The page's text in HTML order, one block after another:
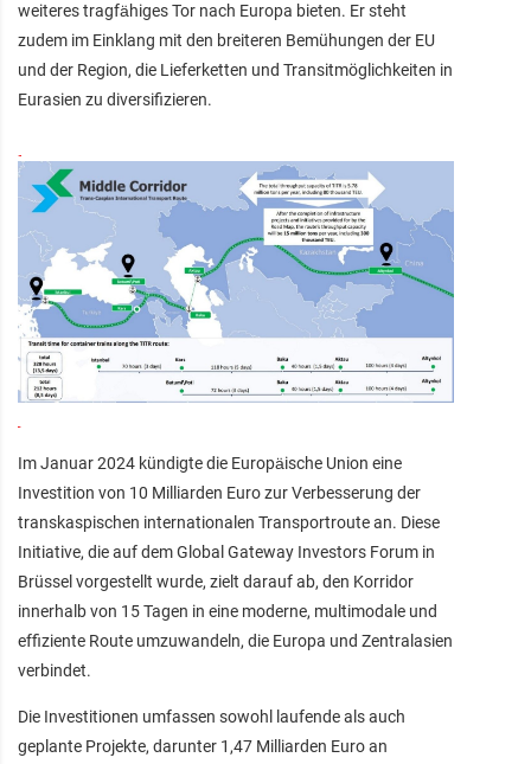
weiteres tragfähiges Tor nach Europa bieten. Er steht
zudem im Einklang mit den breiteren Bemühungen der EU
und der Region, die Lieferketten und Transitmöglichkeiten in
Eurasien zu diversifizieren.
Im Januar 2024 kündigte die Europäische Union eine
Investition von 10 Milliarden Euro zur Verbesserung der
transkaspischen internationalen Transportroute an. Diese
Initiative, die auf dem Global Gateway Investors Forum in
Brüssel vorgestellt wurde, zielt darauf ab, den Korridor
innerhalb von 15 Tagen in eine moderne, multimodale und
effiziente Route umzuwandeln, die Europa und Zentralasien
verbindet.
Die Investitionen umfassen sowohl laufende als auch
geplante Projekte, darunter 1,47 Milliarden Euro an